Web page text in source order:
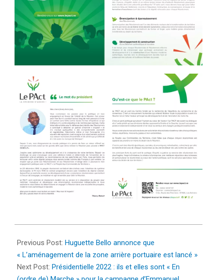
03-
12
Previous Post: Huguette Bello annonce que
« L’aménagement de la zone arrière portuaire est lancé »
Next Post: Présidentielle 2022 : ils et elles sont « En